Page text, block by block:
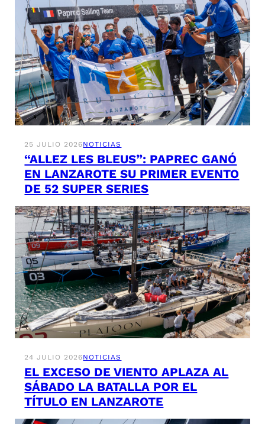
25 JULIO 2026NOTICIAS
“ALLEZ LES BLEUS”: PAPREC GANÓ
EN LANZAROTE SU PRIMER EVENTO
DE 52 SUPER SERIES
24 JULIO 2026NOTICIAS
EL EXCESO DE VIENTO APLAZA AL
SÁBADO LA BATALLA POR EL
TÍTULO EN LANZAROTE